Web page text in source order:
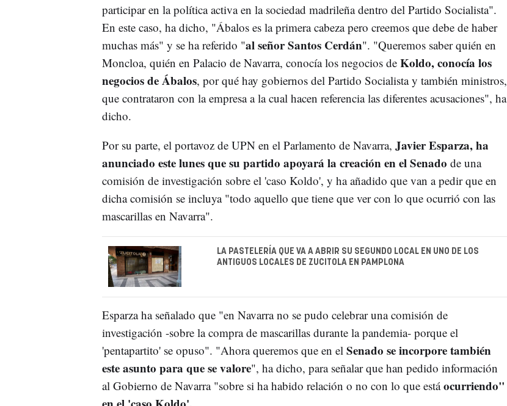
participar en la política activa en la sociedad madrileña dentro del Partido Socialista".
En este caso, ha dicho, "Ábalos es la primera cabeza pero creemos que debe de haber
muchas más" y se ha referido "al señor Santos Cerdán". "Queremos saber quién en
Moncloa, quién en Palacio de Navarra, conocía los negocios deKoldo, conocía los
negocios de Ábalos, por qué hay gobiernos del Partido Socialista y también ministros,
que contrataron con la empresa a la cual hacen referencia las diferentes acusaciones", ha
dicho.
Por su parte, el portavoz de UPN en el Parlamento de Navarra, Javier Esparza, ha
anunciado este lunes que su partido apoyará la creación en el Senado de una
comisión de investigación sobre el 'caso Koldo', y ha añadido que van a pedir que en
dicha comisión se incluya "todo aquello que tiene que ver con lo que ocurrió con las
mascarillas en Navarra".
LA PASTELERÍA QUE VA A ABRIR SU SEGUNDO LOCAL EN UNO DE LOS
ANTIGUOS LOCALES DE ZUCITOLA EN PAMPLONA
Esparza ha señalado que "en Navarra no se pudo celebrar una comisión de
investigación -sobre la compra de mascarillas durante la pandemia- porque el
'pentapartito' se opuso". "Ahora queremos que en el Senado se incorpore también
este asunto para que se valore", ha dicho, para señalar que han pedido información
al Gobierno de Navarra "sobre si ha habido relación o no con lo que estáocurriendo"